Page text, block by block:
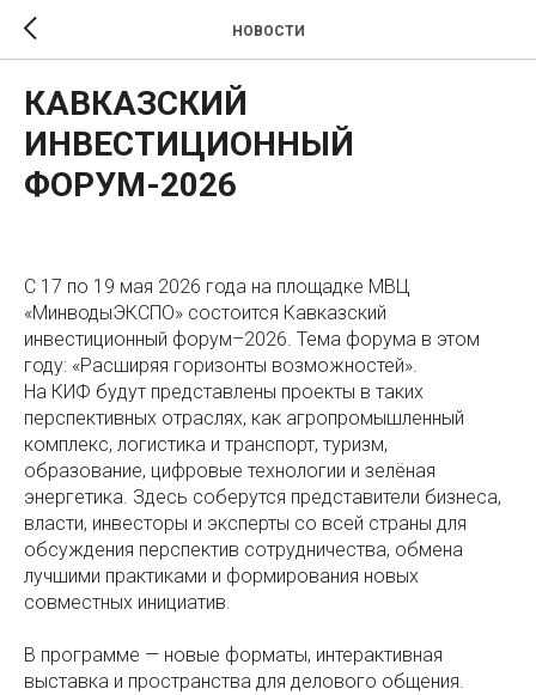
НОВОСТИ
КАВКАЗСКИЙ
ИНВЕСТИЦИОННЫЙ
ФОРУМ-2026
С 17 по 19 мая 2026 года на площадке МВЦ
«МинводыЭКСПО» состоится Кавказский
инвестиционный форум–2026. Тема форума в этом
году: «Расширяя горизонты возможностей».
На КИФ будут представлены проекты в таких
перспективных отраслях, как агропромышленный
комплекс, логистика и транспорт, туризм,
образование, цифровые технологии и зелёная
энергетика. Здесь соберутся представители бизнеса,
власти, инвесторы и эксперты со всей страны для
обсуждения перспектив сотрудничества, обмена
лучшими практиками и формирования новых
совместных инициатив.
В программе — новые форматы, интерактивная
выставка и пространства для делового общения.